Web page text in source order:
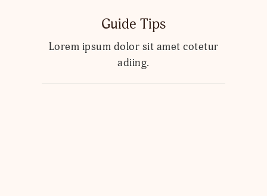
Guide Tips
Lorem ipsum dolor sit amet cotetur
adiing.